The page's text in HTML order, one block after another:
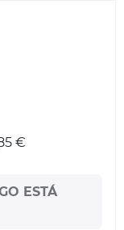
€
ESTÁ